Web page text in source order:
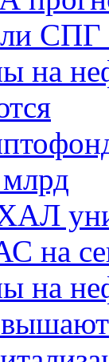
СПГ
на
на
на